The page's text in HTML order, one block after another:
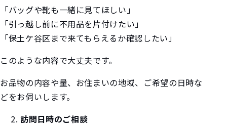
「バッグや靴も一緒に見てほしい」
「引っ越し前に不用品を片付けたい」
「保土ケ谷区まで来てもらえるか確認したい」
このような内容で大丈夫です。
お品物の内容や量、お住まいの地域、ご希望の日時な
どをお伺いします。
訪問日時のご相談